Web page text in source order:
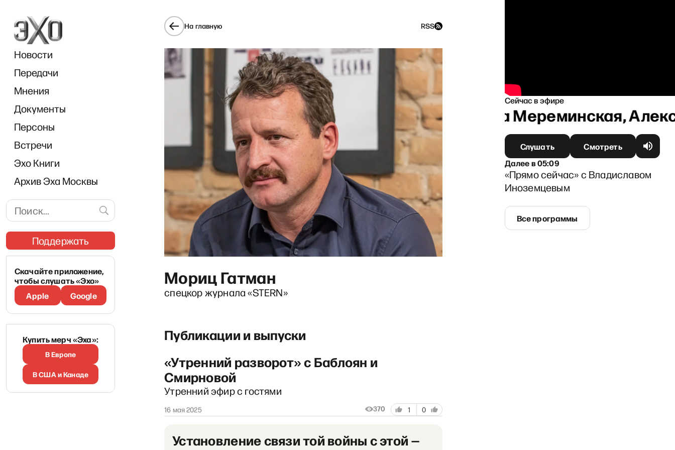
Новости
Передачи
Мнения
Документы
Персоны
Встречи
Эхо Книги
Архив Эха Москвы
Поддержать
Скачайте приложение,
чтобы слушать «Эхо»
Apple
Google
Купить мерч «Эха»:
В Европе
В США и Канаде
На главную RSS
Мориц Гатман
спецкор журнала «STERN»
Публикации и выпуски
«Утренний разворот» с Баблоян и
Смирновой
Утренний эфир с гостями
16 мая 2025 370 1 0
Установление связи той войны с этой —
Сейчас в эфире
Фрагмент РЗВРТ / Лукпан Ахмедьяров, Екатерина Мереминская,
Слушать
Смотреть
Далеев05:09
«Прямо сейчас» с Владиславом
Иноземцевым
Все программы